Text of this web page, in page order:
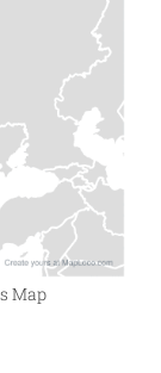
Map